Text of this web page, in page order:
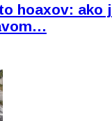
hoaxov: ako